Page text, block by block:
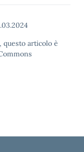
questo articolo è